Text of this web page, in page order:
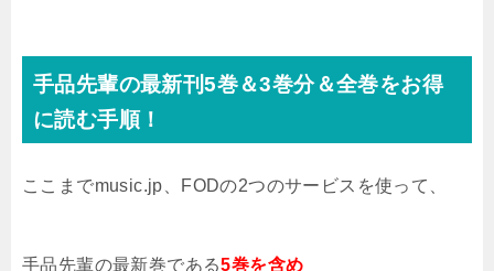
手品先輩の最新刊5巻＆3巻分＆全巻をお得
に読む手順！
ここまでmusic.jp、FODの2つのサービスを使って、
手品先輩の最新巻である5巻を含め